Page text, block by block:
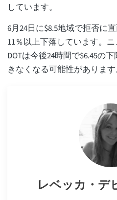
しています。
6月24日に$8.5地域で拒否に
11％以上下落しています。ニ
DOTは今後24時間で$6.45の
きなくなる可能性があります
レベッカ・デ